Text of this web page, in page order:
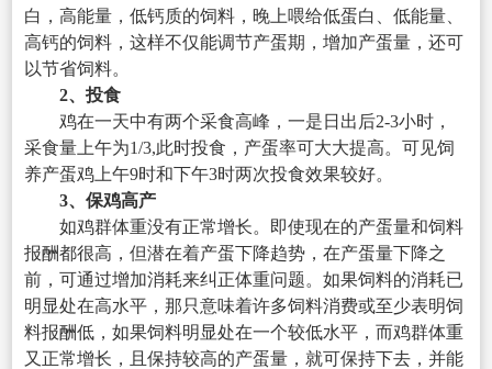
白，高能量，低钙质的饲料，晚上喂给低蛋白、低能量、
高钙的饲料，这样不仅能调节产蛋期，增加产蛋量，还可
以节省饲料。
2、投食
鸡在一天中有两个采食高峰，一是日出后2-3小时，
采食量上午为1/3,此时投食，产蛋率可大大提高。可见饲
养产蛋鸡上午9时和下午3时两次投食效果较好。
3、保鸡高产
如鸡群体重没有正常增长。即使现在的产蛋量和饲料
报酬都很高，但潜在着产蛋下降趋势，在产蛋量下降之
前，可通过增加消耗来纠正体重问题。如果饲料的消耗已
明显处在高水平，那只意味着许多饲料消费或至少表明饲
料报酬低，如果饲料明显处在一个较低水平，而鸡群体重
又正常增长，且保持较高的产蛋量，就可保持下去，并能